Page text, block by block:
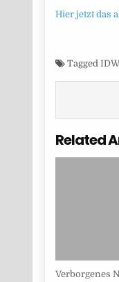
Hier jetzt das
Tagged IDW
Related
Verborgenes